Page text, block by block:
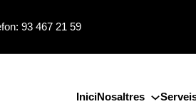
93 467 21 59
IniciNosaltres